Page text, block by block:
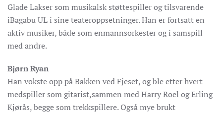
Glade Lakser som musikalsk støttespiller og tilsvarende
iBagabu UL i sine teateroppsetninger. Han er fortsatt en
aktiv musiker, både som enmannsorkester og i samspill
med andre.
Bjørn Ryan
Han vokste opp på Bakken ved Fjeset, og ble etter hvert
medspiller som gitarist,sammen med Harry Roel og Erling
Kjørås, begge som trekkspillere. Også mye brukt